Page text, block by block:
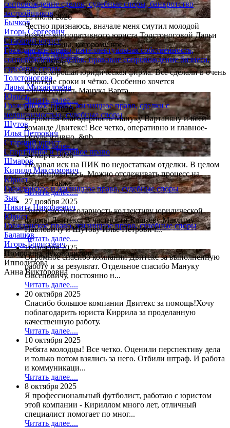
сопровождение сделок, судебные споры, банкротство
застройщиков
Бычков
Игорь Сергеевич
Старший юрист
Гражданское право, интеллектуальная собственность,
сопровождение сделок, правовое сопровождение бизнеса,
судебные споры
Толстоногова
Дарья Михайловна
Юрист
Гражданское право, жилищное право, сделки с
недвижимостью, судебные споры
Шутов
Илья Петрович
Старший юрист
Спортивное и трудовое право
Шмаров
Кирилл Максимович
Юрист
Гражданское и жилищное право, судебные споры
Зык
Никита Николаевич
Юрист
Гражданское право, жилищное право, судебные споры
Балашов
Игорь Борисович
Помощник руководителя
Ипполитова
Анна Викторовна
13 июля 2026
Честно признаюсь, вначале меня смутил молодой
возраст корпоративного юриста Толстоноговой Дарьи
Михайловны, которому пре...
Читать далее....
19 мая 2026
Очень хорошая юридическая фирма. Всё сделали в очень
короткие сроки и чётко. Особенно хочется
поблагодарить Манука Варта...
Читать далее....
4 апреля 2026
Огромная благодарность Мануку Вартаняну и всей
команде Двитекс! Все четко, оперативно и главное-
результативно. &nb...
Читать далее....
24 марта 2026
Подавал иск на ПИК по недостаткам отделки. В целом
все понравилось. Можно отслеживать процесс на
сайте. Также...
Читать далее....
27 ноября 2025
Выражаю благодарность коллективу юридической
фирмы Двитекс. В частности Кашаеву Максиму
Павловичу и Шутову Илье Петрович...
Читать далее....
16 ноября 2025
Огромное спасибо компании Двитекс за выполненную
работу и за результат. Отдельное спасибо Мануку
Овсеповичу, постоянно н...
Читать далее....
20 октября 2025
Спасибо большое компании Двитекс за помощь!Хочу
поблагодарить юриста Киррила за проделанную
качественную работу.
Читать далее....
10 октября 2025
Ребята молодцы! Все четко. Оценили перспективу дела
и только потом взялись за него. Отбили штраф. И работа
и коммуникаци...
Читать далее....
8 октября 2025
Я профессиональный футболист, работаю с юристом
этой компании - Кириллом много лет, отличный
специалист помогает по мног...
Читать далее....